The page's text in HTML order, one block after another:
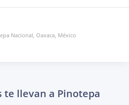
Nacional, Oaxaca, México
te llevan a Pinotepa